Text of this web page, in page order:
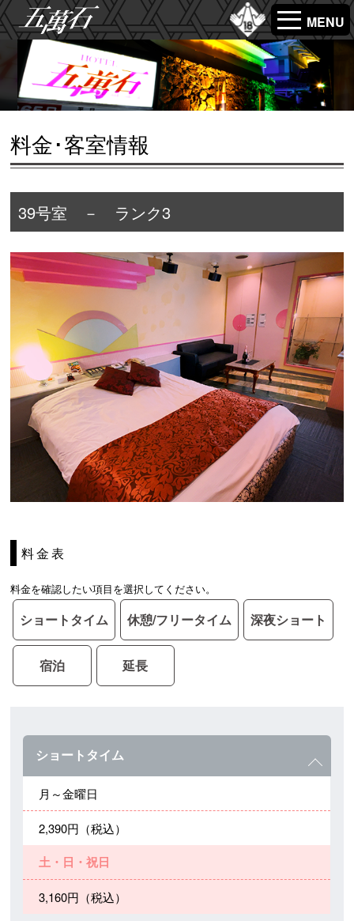
MENU
料金･客室情報
39号室 － ランク3
料金表
料金を確認したい項目を選択してください。
ショートタイム 休憩/フリータイム 深夜ショート
宿泊 延長
ショートタイム
月～金曜日
2,390円（税込）
土・日・祝日
3,160円（税込）